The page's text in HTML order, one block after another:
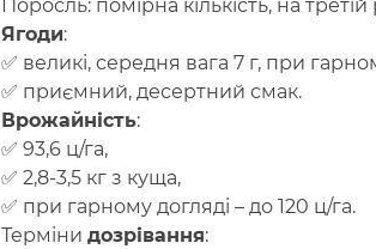
Поросль: помірна кількість, на
Ягоди:
✅ великі, середня вага 7 г, при
✅ приємний, десертний смак.
Врожайність:
✅ 93,6 ц/га,
✅ 2,8-3,5 кг з куща,
✅ при гарному догляді – до 120 ц/га.
Терміни дозрівання: